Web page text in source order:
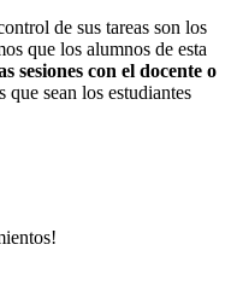
de sus tareas son los
que los alumnos de esta
sesiones con el docente o
sean los estudiantes